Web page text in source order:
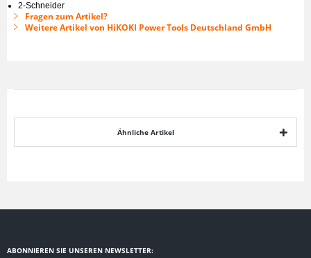
2-Schneider
Fragen zum Artikel?
Weitere Artikel von HiKOKI Power Tools Deutschland GmbH
Ähnliche Artikel
ABONNIEREN SIE UNSEREN NEWSLETTER: